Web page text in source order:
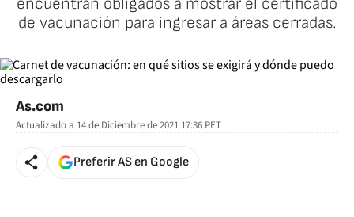
de vacunación para ingresar a áreas cerradas.
As.com
Actualizado a 14 de Diciembre de 2021 17:36 PET
Preferir AS en Google